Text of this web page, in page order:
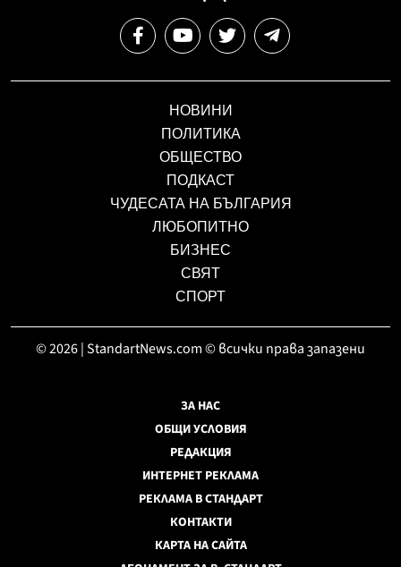
НОВИНИ
ПОЛИТИКА
ОБЩЕСТВО
ПОДКАСТ
ЧУДЕСАТА НА БЪЛГАРИЯ
ЛЮБОПИТНО
БИЗНЕС
СВЯТ
СПОРТ
© 2026 | StandartNews.com © всички права запазени
ЗА НАС
ОБЩИ УСЛОВИЯ
РЕДАКЦИЯ
ИНТЕРНЕТ РЕКЛАМА
РЕКЛАМА В СТАНДАРТ
КОНТАКТИ
КАРТА НА САЙТА